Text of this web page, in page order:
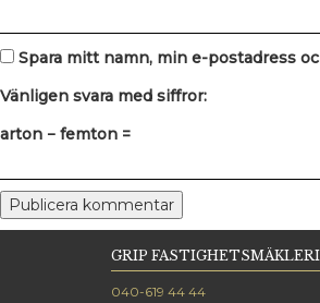
Spara mitt namn, min e-postadress
Vänligen svara med siffror:
arton − femton =
GRIP FASTIGHETSMÄKLERI
040-619 44 44